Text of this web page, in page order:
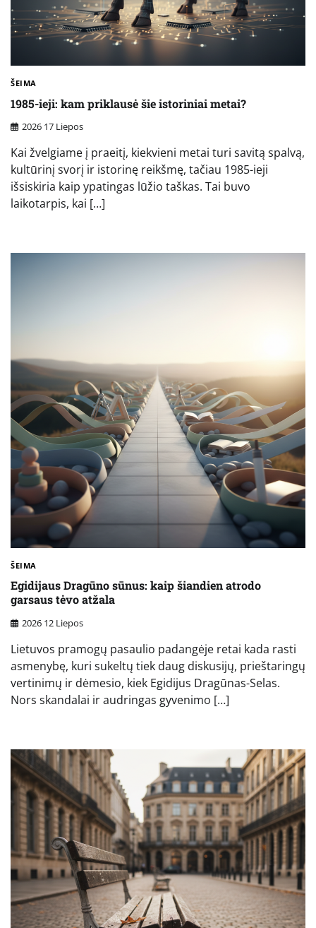
ŠEIMA
1985-ieji: kam priklausė šie istoriniai metai?
2026 17 Liepos
Kai žvelgiame į praeitį, kiekvieni metai turi savitą spalvą,
kultūrinį svorį ir istorinę reikšmę, tačiau 1985-ieji
išsiskiria kaip ypatingas lūžio taškas. Tai buvo
laikotarpis, kai […]
ŠEIMA
Egidijaus Dragūno sūnus: kaip šiandien atrodo
garsaus tėvo atžala
2026 12 Liepos
Lietuvos pramogų pasaulio padangėje retai kada rasti
asmenybę, kuri sukeltų tiek daug diskusijų, prieštaringų
vertinimų ir dėmesio, kiek Egidijus Dragūnas-Selas.
Nors skandalai ir audringas gyvenimo […]